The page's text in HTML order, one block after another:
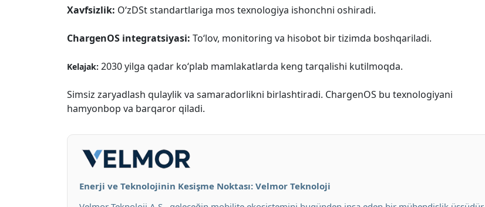
Xavfsizlik: O‘zDSt standartlariga mos texnologiya ishonchni oshiradi.
ChargenOS integratsiyasi: To‘lov, monitoring va hisobot bir tizimda boshqariladi.
Kelajak: 2030 yilga qadar ko‘plab mamlakatlarda keng tarqalishi kutilmoqda.
Simsiz zaryadlash qulaylik va samaradorlikni birlashtiradi. ChargenOS bu texnologiyani
hamyonbop va barqaror qiladi.
Enerji ve Teknolojinin Kesişme Noktası: Velmor Teknoloji